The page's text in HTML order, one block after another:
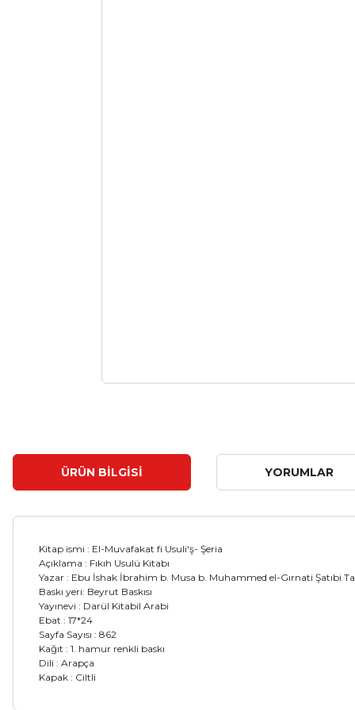
ÜRÜN BILGISI YORUMLAR
Kitap ismi : El-Muvafakat fi Usuli'ş- Şeria
Açıklama : Fıkıh Usulü Kitabı
Yazar : Ebu İshak İbrahim b. Musa b. Muhammed el-Gırnati Şatıbi
Baskı yeri: Beyrut Baskısı
Yayınevi : Darül Kitabil Arabi
Ebat : 17*24
Sayfa Sayısı : 862
Kağıt : 1. hamur renkli baskı
Dili : Arapça
Kapak : Ciltli